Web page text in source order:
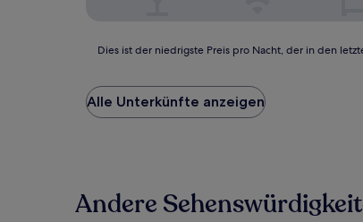
Dies
der
niedrigste
Preis
den
letzten
Dies ist der niedrigste Preis pro Nacht, der in den
Alle Unterkünfte anzeigen
Andere